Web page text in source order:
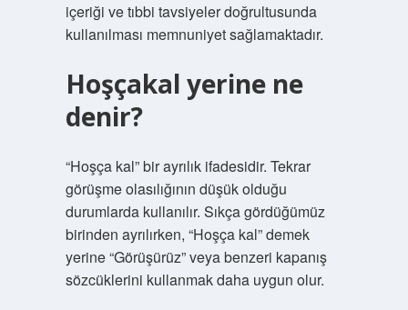
içeriği ve tıbbi tavsiyeler doğrultusunda
kullanılması memnuniyet sağlamaktadır.
Hoşçakal yerine ne
denir?
“Hoşça kal” bir ayrılık ifadesidir. Tekrar
görüşme olasılığının düşük olduğu
durumlarda kullanılır. Sıkça gördüğümüz
birinden ayrılırken, “Hoşça kal” demek
yerine “Görüşürüz” veya benzeri kapanış
sözcüklerini kullanmak daha uygun olur.